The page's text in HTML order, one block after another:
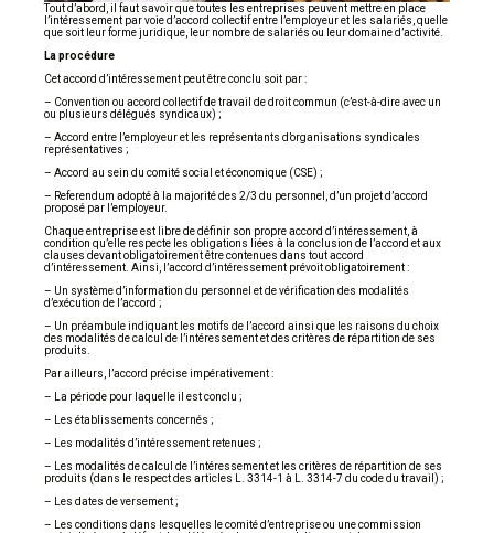
Tout d’abord, il faut savoir que toutes les entreprises peuvent mettre en place
l’intéressement par voie d’accord collectif entre l’employeur et les salariés, quelle
que soit leur forme juridique, leur nombre de salariés ou leur domaine d’activité.
La procédure
Cet accord d’intéressement peut être conclu soit par :
– Convention ou accord collectif de travail de droit commun (c’est-à-dire avec un
ou plusieurs délégués syndicaux) ;
– Accord entre l’employeur et les représentants d’organisations syndicales
représentatives ;
– Accord au sein du comité social et économique (CSE) ;
– Referendum adopté à la majorité des 2/3 du personnel, d’un projet d’accord
proposé par l’employeur.
Chaque entreprise est libre de définir son propre accord d’intéressement, à
condition qu’elle respecte les obligations liées à la conclusion de l’accord et aux
clauses devant obligatoirement être contenues dans tout accord
d’intéressement. Ainsi, l’accord d’intéressement prévoit obligatoirement :
– Un système d’information du personnel et de vérification des modalités
d’exécution de l’accord ;
– Un préambule indiquant les motifs de l’accord ainsi que les raisons du choix
des modalités de calcul de l’intéressement et des critères de répartition de ses
produits.
Par ailleurs, l’accord précise impérativement :
– La période pour laquelle il est conclu ;
– Les établissements concernés ;
– Les modalités d’intéressement retenues ;
– Les modalités de calcul de l’intéressement et les critères de répartition de ses
produits (dans le respect des articles L. 3314-1 à L. 3314-7 du code du travail) ;
– Les dates de versement ;
– Les conditions dans lesquelles le comité d’entreprise ou une commission